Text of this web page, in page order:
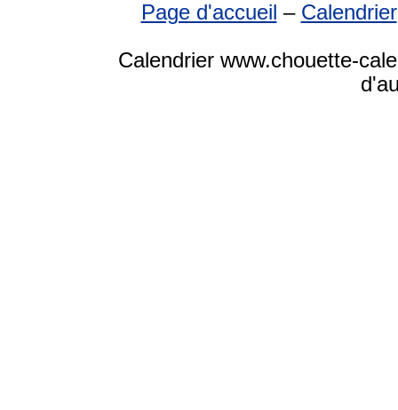
Page d'accueil – Calendrier
Calendrier www.chouette-